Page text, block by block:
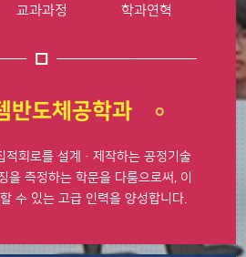
교과과정 학과연혁
반도체공학과
적회로를 설계ㆍ제작하는 공정기술
을 측정하는 학문을 다룸으로써, 이
수 있는 고급 인력을 양성합니다.